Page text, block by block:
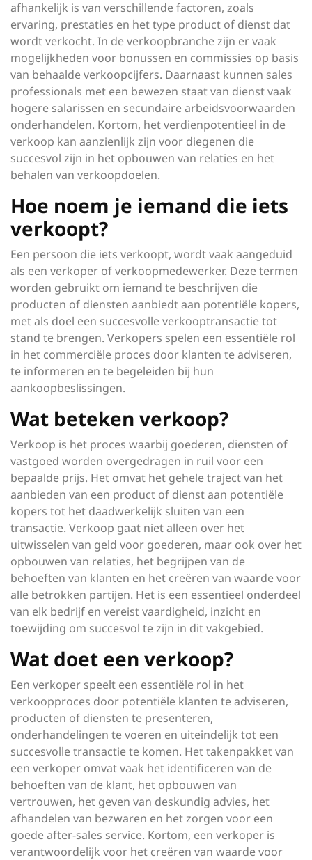
afhankelijk is van verschillende factoren, zoals
ervaring, prestaties en het type product of dienst dat
wordt verkocht. In de verkoopbranche zijn er vaak
mogelijkheden voor bonussen en commissies op basis
van behaalde verkoopcijfers. Daarnaast kunnen sales
professionals met een bewezen staat van dienst vaak
hogere salarissen en secundaire arbeidsvoorwaarden
onderhandelen. Kortom, het verdienpotentieel in de
verkoop kan aanzienlijk zijn voor diegenen die
succesvol zijn in het opbouwen van relaties en het
behalen van verkoopdoelen.
Hoe noem je iemand die iets
verkoopt?
Een persoon die iets verkoopt, wordt vaak aangeduid
als een verkoper of verkoopmedewerker. Deze termen
worden gebruikt om iemand te beschrijven die
producten of diensten aanbiedt aan potentiële kopers,
met als doel een succesvolle verkooptransactie tot
stand te brengen. Verkopers spelen een essentiële rol
in het commerciële proces door klanten te adviseren,
te informeren en te begeleiden bij hun
aankoopbeslissingen.
Wat beteken verkoop?
Verkoop is het proces waarbij goederen, diensten of
vastgoed worden overgedragen in ruil voor een
bepaalde prijs. Het omvat het gehele traject van het
aanbieden van een product of dienst aan potentiële
kopers tot het daadwerkelijk sluiten van een
transactie. Verkoop gaat niet alleen over het
uitwisselen van geld voor goederen, maar ook over het
opbouwen van relaties, het begrijpen van de
behoeften van klanten en het creëren van waarde voor
alle betrokken partijen. Het is een essentieel onderdeel
van elk bedrijf en vereist vaardigheid, inzicht en
toewijding om succesvol te zijn in dit vakgebied.
Wat doet een verkoop?
Een verkoper speelt een essentiële rol in het
verkoopproces door potentiële klanten te adviseren,
producten of diensten te presenteren,
onderhandelingen te voeren en uiteindelijk tot een
succesvolle transactie te komen. Het takenpakket van
een verkoper omvat vaak het identificeren van de
behoeften van de klant, het opbouwen van
vertrouwen, het geven van deskundig advies, het
afhandelen van bezwaren en het zorgen voor een
goede after-sales service. Kortom, een verkoper is
verantwoordelijk voor het creëren van waarde voor